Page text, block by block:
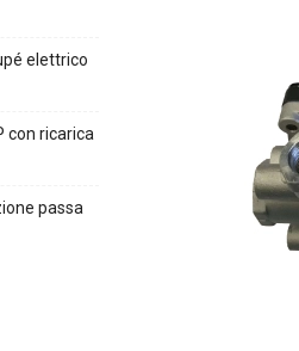
elettrico
con ricarica
passa